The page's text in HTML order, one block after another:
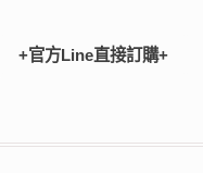
+官方Line直接訂購+